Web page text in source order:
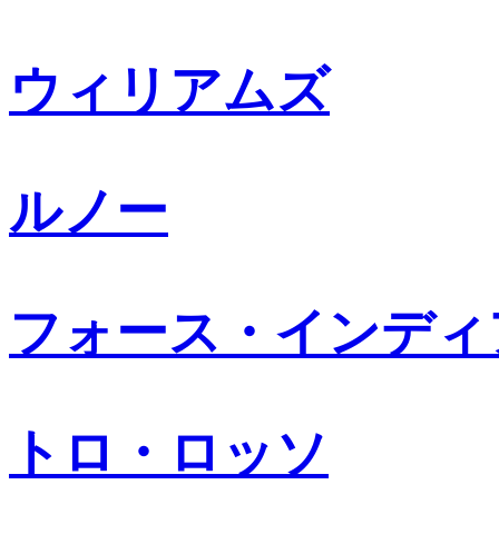
ウィリアムズ
ルノー
フォース・インデ
トロ・ロッソ